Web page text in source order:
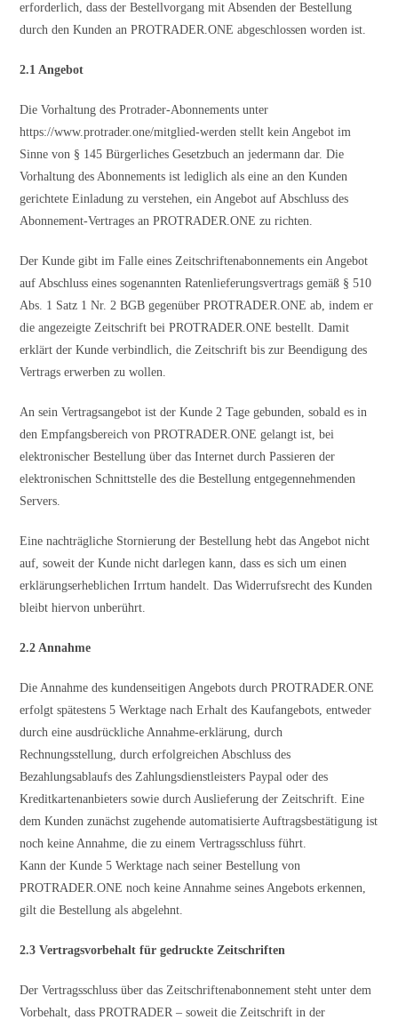
erforderlich, dass der Bestellvorgang mit Absenden der Bestellung
durch den Kunden an PROTRADER.ONE abgeschlossen worden ist.
2.1 Angebot
Die Vorhaltung des Protrader-Abonnements unter
https://www.protrader.one/mitglied-werden stellt kein Angebot im
Sinne von § 145 Bürgerliches Gesetzbuch an jedermann dar. Die
Vorhaltung des Abonnements ist lediglich als eine an den Kunden
gerichtete Einladung zu verstehen, ein Angebot auf Abschluss des
Abonnement-Vertrages an PROTRADER.ONE zu richten.
Der Kunde gibt im Falle eines Zeitschriftenabonnements ein Angebot
auf Abschluss eines sogenannten Ratenlieferungsvertrags gemäß § 510
Abs. 1 Satz 1 Nr. 2 BGB gegenüber PROTRADER.ONE ab, indem er
die angezeigte Zeitschrift bei PROTRADER.ONE bestellt. Damit
erklärt der Kunde verbindlich, die Zeitschrift bis zur Beendigung des
Vertrags erwerben zu wollen.
An sein Vertragsangebot ist der Kunde 2 Tage gebunden, sobald es in
den Empfangsbereich von PROTRADER.ONE gelangt ist, bei
elektronischer Bestellung über das Internet durch Passieren der
elektronischen Schnittstelle des die Bestellung entgegennehmenden
Servers.
Eine nachträgliche Stornierung der Bestellung hebt das Angebot nicht
auf, soweit der Kunde nicht darlegen kann, dass es sich um einen
erklärungserheblichen Irrtum handelt. Das Widerrufsrecht des Kunden
bleibt hiervon unberührt.
2.2 Annahme
Die Annahme des kundenseitigen Angebots durch PROTRADER.ONE
erfolgt spätestens 5 Werktage nach Erhalt des Kaufangebots, entweder
durch eine ausdrückliche Annahme-erklärung, durch
Rechnungsstellung, durch erfolgreichen Abschluss des
Bezahlungsablaufs des Zahlungsdienstleisters Paypal oder des
Kreditkartenanbieters sowie durch Auslieferung der Zeitschrift. Eine
dem Kunden zunächst zugehende automatisierte Auftragsbestätigung ist
noch keine Annahme, die zu einem Vertragsschluss führt.
Kann der Kunde 5 Werktage nach seiner Bestellung von
PROTRADER.ONE noch keine Annahme seines Angebots erkennen,
gilt die Bestellung als abgelehnt.
2.3 Vertragsvorbehalt für gedruckte Zeitschriften
Der Vertragsschluss über das Zeitschriftenabonnement steht unter dem
Vorbehalt, dass PROTRADER – soweit die Zeitschrift in der